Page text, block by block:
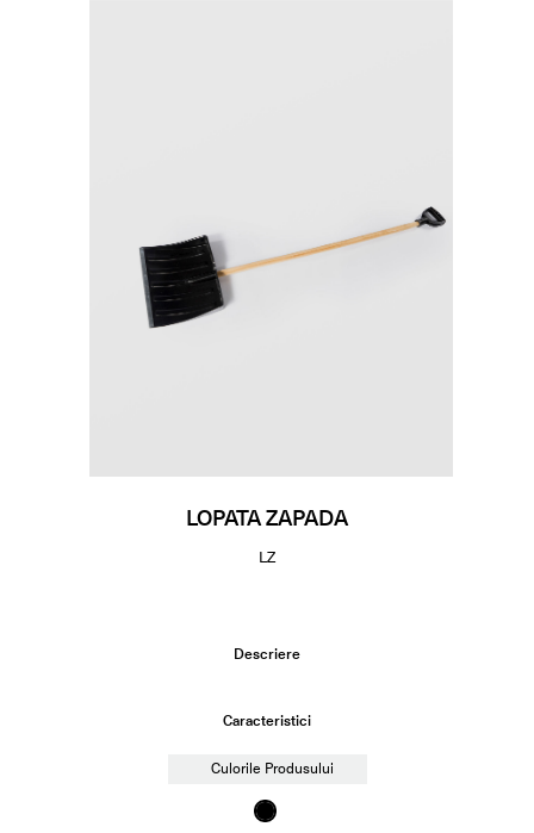
LOPATA ZAPADA
LZ
Descriere
Caracteristici
Culorile Produsului